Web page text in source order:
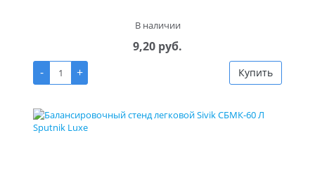
В наличии
9,20 руб.
-
+ Купить